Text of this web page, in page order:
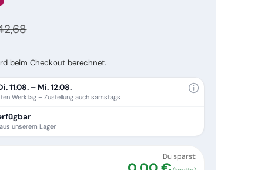
Preis
beim Checkout berechnet.
11.08. – Mi. 12.08.
Werktag – Zustellung auch samstags
unserem Lager
Du sparst: